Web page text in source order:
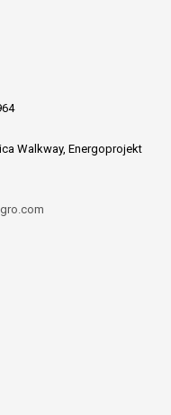
Walkway, Energoprojekt